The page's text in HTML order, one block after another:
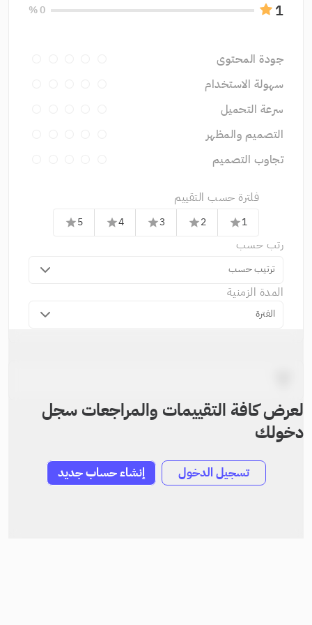
1
0 %
جودة المحتوى
سهولة الاستخدام
سرعة التحميل
التصميم والمظهر
تجاوب التصميم
فلترة حسب التقييم
1
star
2
star
3
star
4
star
5
star
رتب حسب
ترتيب حسب
المدة الزمنية
الفترة
لعرض كافة التقييمات والمراجعات سجل
دخولك
تسجيل الدخول إنشاء حساب جديد